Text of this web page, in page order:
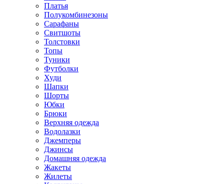
Платья
Полукомбинезоны
Сарафаны
Свитшоты
Толстовки
Топы
Туники
Футболки
Худи
Шапки
Шорты
Юбки
Брюки
Верхняя одежда
Водолазки
Джемперы
Джинсы
Домашняя одежда
Жакеты
Жилеты